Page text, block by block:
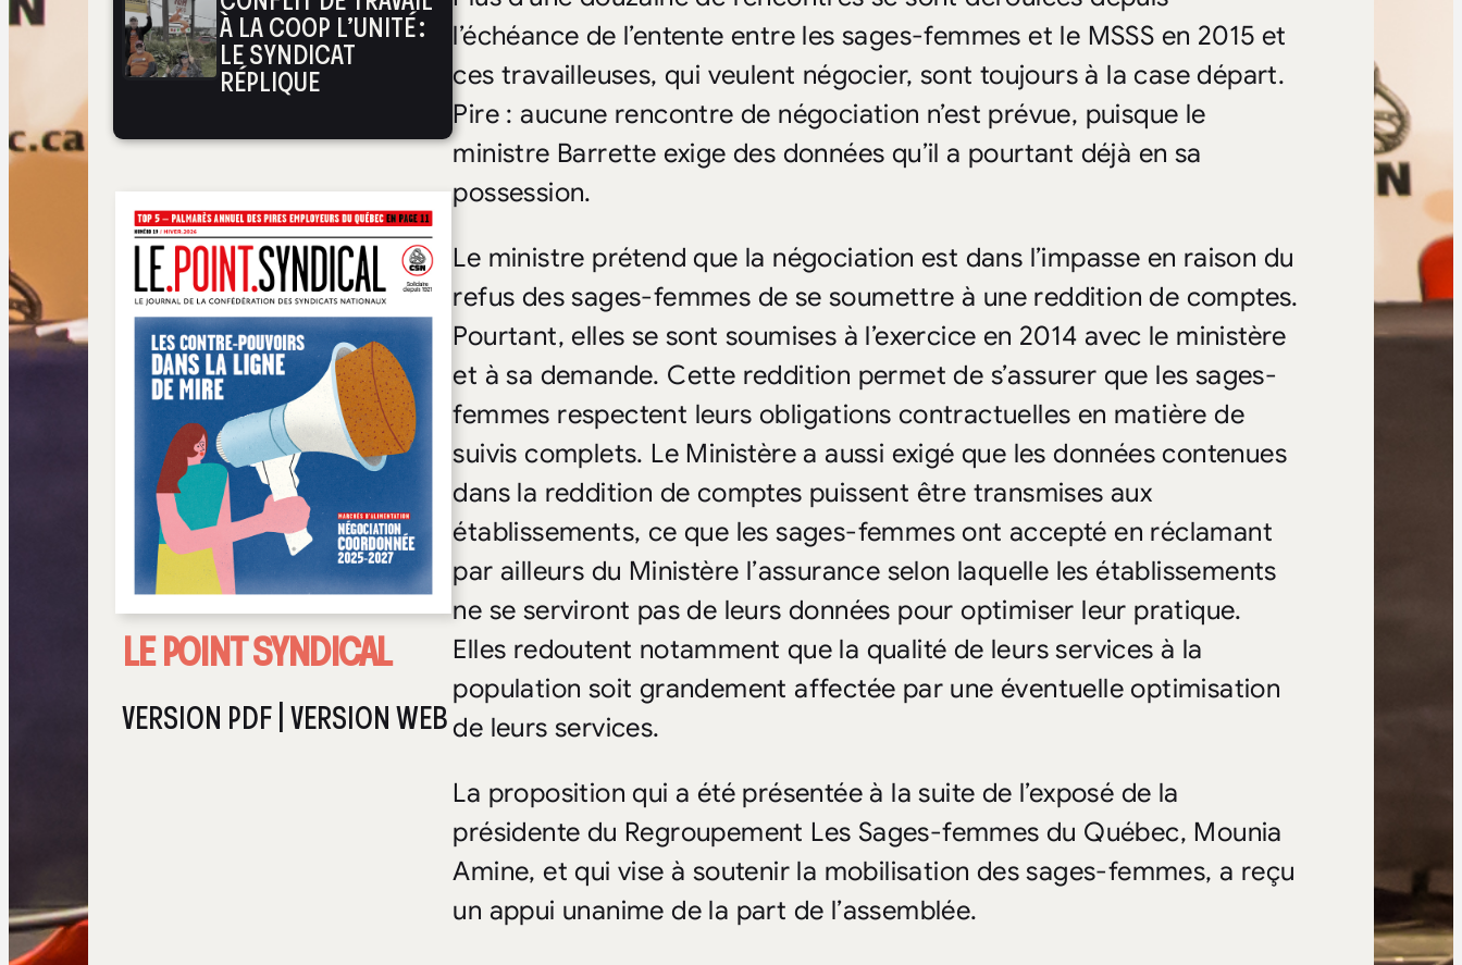
À LA COOP L’UNITÉ :
LE SYNDICAT
RÉPLIQUE
LE POINT SYNDICAL
VERSION PDF|VERSION WEB
l’échéance de l’entente entre les sages-femmes et le MSSS en 2015 et
ces travailleuses, qui veulent négocier, sont toujours à la case départ.
Pire : aucune rencontre de négociation n’est prévue, puisque le
ministre Barrette exige des données qu’il a pourtant déjà en sa
possession.
Le ministre prétend que la négociation est dans l’impasse en raison du
refus des sages-femmes de se soumettre à une reddition de comptes.
Pourtant, elles se sont soumises à l’exercice en 2014 avec le ministère
et à sa demande. Cette reddition permet de s’assurer que les sages-
femmes respectent leurs obligations contractuelles en matière de
suivis complets. Le Ministère a aussi exigé que les données contenues
dans la reddition de comptes puissent être transmises aux
établissements, ce que les sages-femmes ont accepté en réclamant
par ailleurs du Ministère l’assurance selon laquelle les établissements
ne se serviront pas de leurs données pour optimiser leur pratique.
Elles redoutent notamment que la qualité de leurs services à la
population soit grandement affectée par une éventuelle optimisation
de leurs services.
La proposition qui a été présentée à la suite de l’exposé de la
présidente du Regroupement Les Sages-femmes du Québec, Mounia
Amine, et qui vise à soutenir la mobilisation des sages-femmes, a reçu
un appui unanime de la part de l’assemblée.